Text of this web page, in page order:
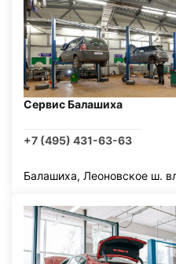
Сервис Балашиха
+7 (495) 431-63-63
Балашиха, Леоновское ш.